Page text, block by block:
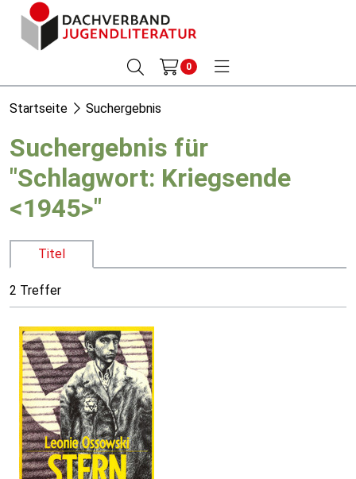
0
Startseite Suchergebnis
Suchergebnis für
"Schlagwort: Kriegsende
<1945>"
Titel
2 Treffer